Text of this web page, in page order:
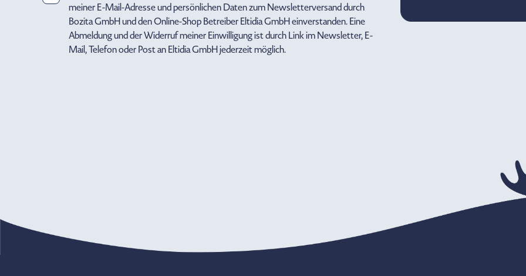
meiner E-Mail-Adresse und persönlichen Daten zum Newsletterversand durch
Bozita GmbH und den Online-Shop Betreiber Eltidia GmbH einverstanden. Eine
Abmeldung und der Widerruf meiner Einwilligung ist durch Link im Newsletter, E-
Mail, Telefon oder Post an Eltidia GmbH jederzeit möglich.